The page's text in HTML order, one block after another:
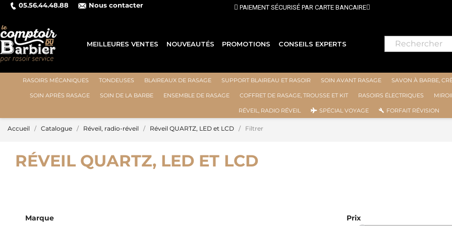
05.56.44.48.88 Nous contacter ⭐ LIVRAISON GRATUITE EN FRANCE MÉTROPOLITAINE DÈS 70€
MEILLEURES VENTES NOUVEAUTÉS PROMOTIONS CONSEILS EXPERTS
RASOIRS MÉCANIQUES TONDEUSES BLAIREAUX DE RASAGE SUPPORT BLAIREAU ET RASOIR SOIN AVANT RASAGE SAVON À BARBE,
SOIN APRÈS RASAGE SOIN DE LA BARBE ENSEMBLE DE RASAGE COFFRET DE RASAGE, TROUSSE ET KIT RASOIRS ÉLECTRIQUES
RÉVEIL, RADIO RÉVEIL SPÉCIAL VOYAGE FORFAIT RÉVISION
Accueil Catalogue Réveil, radio-réveil Réveil QUARTZ, LED et LCD Filtrer
RÉVEIL QUARTZ, LED ET LCD
Marque
Prix